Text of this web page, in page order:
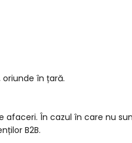
oriunde în țară.
afaceri. În cazul în care nu
B2B.